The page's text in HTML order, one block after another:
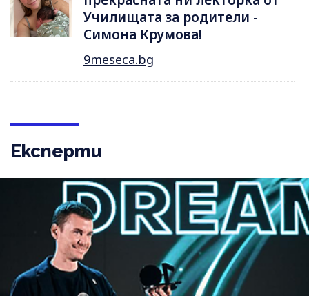
Училищата за родители -
Симона Крумова!
9meseca.bg
Експерти